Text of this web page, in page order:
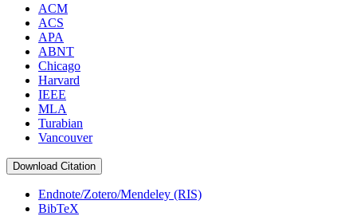
ACM
ACS
APA
ABNT
Chicago
Harvard
IEEE
MLA
Turabian
Vancouver
Download Citation
Endnote/Zotero/Mendeley (RIS)
BibTeX